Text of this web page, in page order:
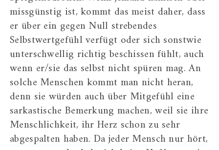
missgünstig ist, kommt das meist daher, dass
er über ein gegen Null strebendes
Selbstwertgefühl verfügt oder sich sonstwie
unterschwellig richtig beschissen fühlt, auch
wenn er/sie das selbst nicht spüren mag. An
solche Menschen kommt man nicht heran,
denn sie würden auch über Mitgefühl eine
sarkastische Bemerkung machen, weil sie ihre
Menschlichkeit, ihr Herz schon zu sehr
abgespalten haben. Da jeder Mensch nur hört,